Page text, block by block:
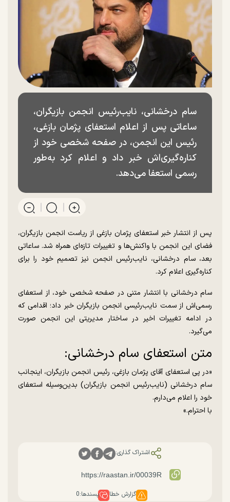
سام درخشانی، نایب‌رئیس انجمن بازیگران،
ساعاتی پس از اعلام استعفای پژمان بازغی،
رئیس این انجمن، در صفحه شخصی خود از
کناره‌گیری‌اش خبر داد و اعلام کرد به‌طور
رسمی استعفا می‌دهد.
پس از انتشار خبر استعفای پژمان بازغی از ریاست انجمن بازیگران،
فضای این انجمن با واکنش‌ها و تغییرات تازه‌ای همراه شد. ساعاتی
بعد، سام درخشانی، نایب‌رئیس انجمن نیز تصمیم خود را برای
کناره‌گیری اعلام کرد.
سام درخشانی با انتشار متنی در صفحه شخصی خود، از استعفای
رسمی‌اش از سمت نایب‌رئیسی انجمن بازیگران خبر داد؛ اقدامی که
در ادامه تغییرات اخیر در ساختار مدیریتی این انجمن صورت
می‌گیرد.
متن استعفای سام درخشانی:
«در پی استعفای آقای پژمان بازغی، رئیس انجمن بازیگران، اینجانب
سام درخشانی (نایب‌رئیس انجمن بازیگران) بدین‌وسیله استعفای
خود را اعلام می‌دارم.
با احترام.»
اشتراک گذاری:
گزارش خطا پسندها:0